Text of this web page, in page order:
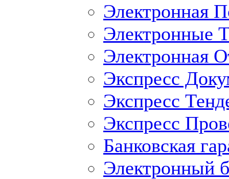
Электронная
Электронные
Электронная
Экспресс
Экспресс
Экспресс
Банковская
Электронный